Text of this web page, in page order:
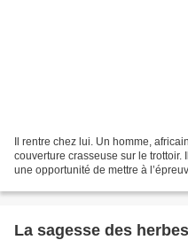
Il rentre chez lui. Un homme,
couverture crasseuse sur le trottoir.
une opportunité de mettre à
La sagesse des